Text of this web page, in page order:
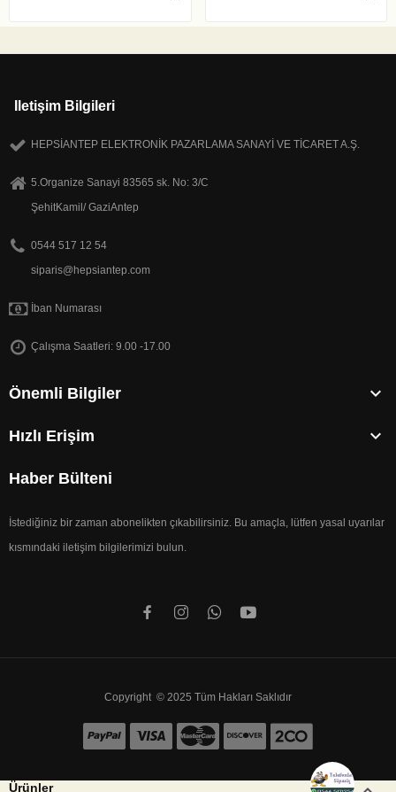
Iletişim Bilgileri
HEPSİANTEP ELEKTRONİK PAZARLAMA SANAYİ VE TİCARET A.Ş.
5.Organize Sanayi 83565 sk. No: 3/C
ŞehitKamil/ GaziAntep
0544 517 12 54
siparis@hepsiantep.com
İban Numarası
Çalışma Saatleri: 9.00 -17.00
Önemli Bilgiler 
Hızlı Erişim 
Haber Bülteni
İstediğiniz bir zaman abonelikten çıkabilirsiniz. Bu amaçla, lütfen yasal uyarılar
kısmındaki iletişim bilgilerimizi bulun.
Copyright © 2025 Tüm Hakları Saklıdır
Ürünler